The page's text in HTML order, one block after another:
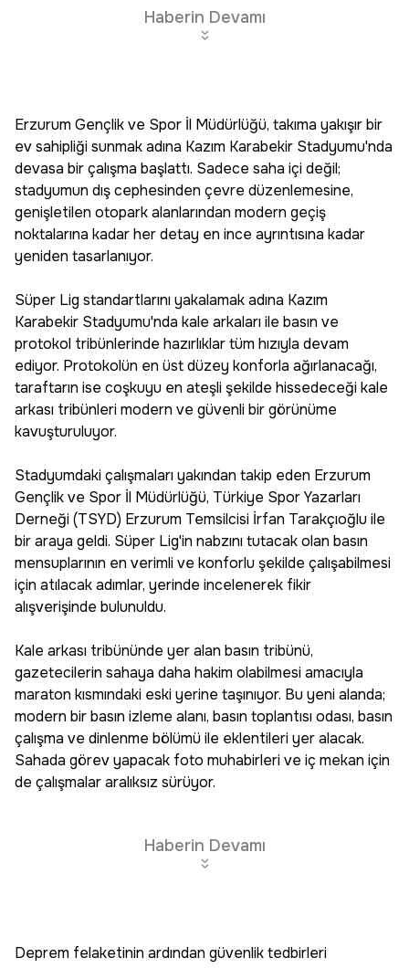
Haberin Devamı
Erzurum Gençlik ve Spor İl Müdürlüğü, takıma yakışır bir
ev sahipliği sunmak adına Kazım Karabekir Stadyumu'nda
devasa bir çalışma başlattı. Sadece saha içi değil;
stadyumun dış cephesinden çevre düzenlemesine,
genişletilen otopark alanlarından modern geçiş
noktalarına kadar her detay en ince ayrıntısına kadar
yeniden tasarlanıyor.
Süper Lig standartlarını yakalamak adına Kazım
Karabekir Stadyumu'nda kale arkaları ile basın ve
protokol tribünlerinde hazırlıklar tüm hızıyla devam
ediyor. Protokolün en üst düzey konforla ağırlanacağı,
taraftarın ise coşkuyu en ateşli şekilde hissedeceği kale
arkası tribünleri modern ve güvenli bir görünüme
kavuşturuluyor.
Stadyumdaki çalışmaları yakından takip eden Erzurum
Gençlik ve Spor İl Müdürlüğü, Türkiye Spor Yazarları
Derneği (TSYD) Erzurum Temsilcisi İrfan Tarakçıoğlu ile
bir araya geldi. Süper Lig'in nabzını tutacak olan basın
mensuplarının en verimli ve konforlu şekilde çalışabilmesi
için atılacak adımlar, yerinde incelenerek fikir
alışverişinde bulunuldu.
Kale arkası tribününde yer alan basın tribünü,
gazetecilerin sahaya daha hakim olabilmesi amacıyla
maraton kısmındaki eski yerine taşınıyor. Bu yeni alanda;
modern bir basın izleme alanı, basın toplantısı odası, basın
çalışma ve dinlenme bölümü ile eklentileri yer alacak.
Sahada görev yapacak foto muhabirleri ve iç mekan için
de çalışmalar aralıksız sürüyor.
Haberin Devamı
Deprem felaketinin ardından güvenlik tedbirleri